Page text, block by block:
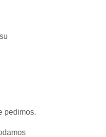
pedimos.